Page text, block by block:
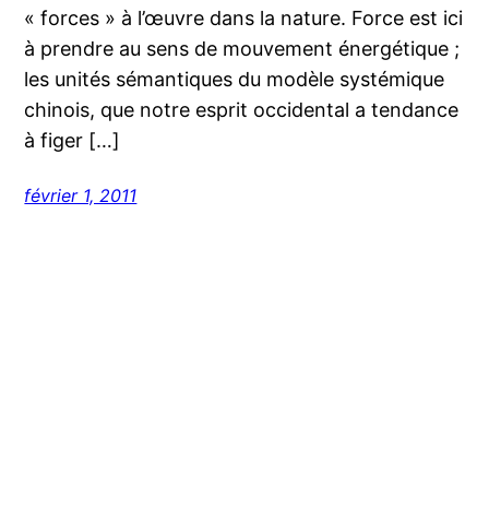
« forces » à l’œuvre dans la nature. Force est ici
à prendre au sens de mouvement énergétique ;
les unités sémantiques du modèle systémique
chinois, que notre esprit occidental a tendance
à figer […]
février 1, 2011